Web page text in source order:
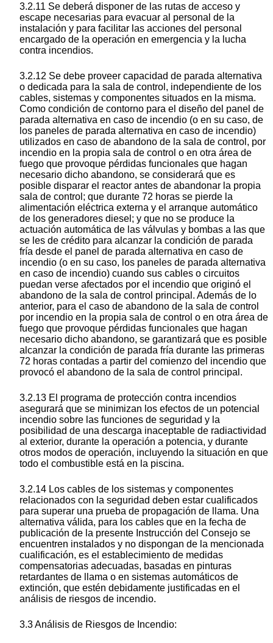
3.2.11 Se deberá disponer de las rutas de acceso y
escape necesarias para evacuar al personal de la
instalación y para facilitar las acciones del personal
encargado de la operación en emergencia y la lucha
contra incendios.
3.2.12 Se debe proveer capacidad de parada alternativa
o dedicada para la sala de control, independiente de los
cables, sistemas y componentes situados en la misma.
Como condición de contorno para el diseño del panel de
parada alternativa en caso de incendio (o en su caso, de
los paneles de parada alternativa en caso de incendio)
utilizados en caso de abandono de la sala de control, por
incendio en la propia sala de control o en otra área de
fuego que provoque pérdidas funcionales que hagan
necesario dicho abandono, se considerará que es
posible disparar el reactor antes de abandonar la propia
sala de control; que durante 72 horas se pierde la
alimentación eléctrica externa y el arranque automático
de los generadores diesel; y que no se produce la
actuación automática de las válvulas y bombas a las que
se les de crédito para alcanzar la condición de parada
fría desde el panel de parada alternativa en caso de
incendio (o en su caso, los paneles de parada alternativa
en caso de incendio) cuando sus cables o circuitos
puedan verse afectados por el incendio que originó el
abandono de la sala de control principal. Además de lo
anterior, para el caso de abandono de la sala de control
por incendio en la propia sala de control o en otra área de
fuego que provoque pérdidas funcionales que hagan
necesario dicho abandono, se garantizará que es posible
alcanzar la condición de parada fría durante las primeras
72 horas contadas a partir del comienzo del incendio que
provocó el abandono de la sala de control principal.
3.2.13 El programa de protección contra incendios
asegurará que se minimizan los efectos de un potencial
incendio sobre las funciones de seguridad y la
posibilidad de una descarga inaceptable de radiactividad
al exterior, durante la operación a potencia, y durante
otros modos de operación, incluyendo la situación en que
todo el combustible está en la piscina.
3.2.14 Los cables de los sistemas y componentes
relacionados con la seguridad deben estar cualificados
para superar una prueba de propagación de llama. Una
alternativa válida, para los cables que en la fecha de
publicación de la presente Instrucción del Consejo se
encuentren instalados y no dispongan de la mencionada
cualificación, es el establecimiento de medidas
compensatorias adecuadas, basadas en pinturas
retardantes de llama o en sistemas automáticos de
extinción, que estén debidamente justificadas en el
análisis de riesgos de incendio.
3.3 Análisis de Riesgos de Incendio: